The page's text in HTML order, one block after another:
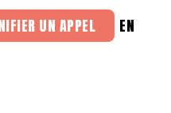
UN APPEL EN